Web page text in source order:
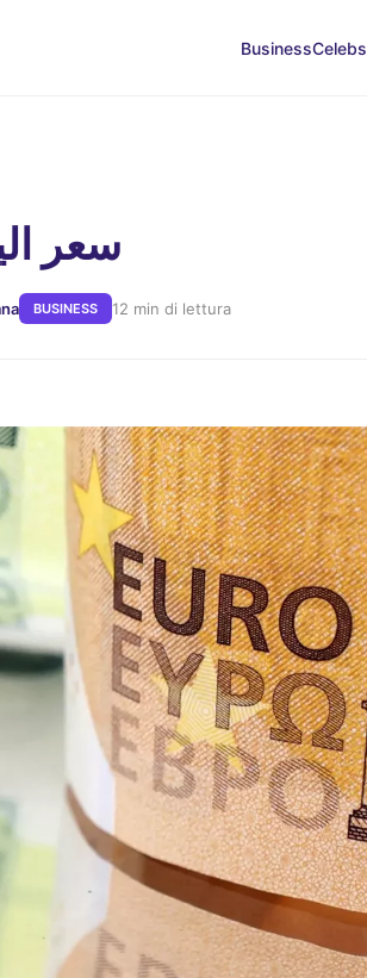
BusinessCelebs
سعر
BUSINESS 12 min di lettura